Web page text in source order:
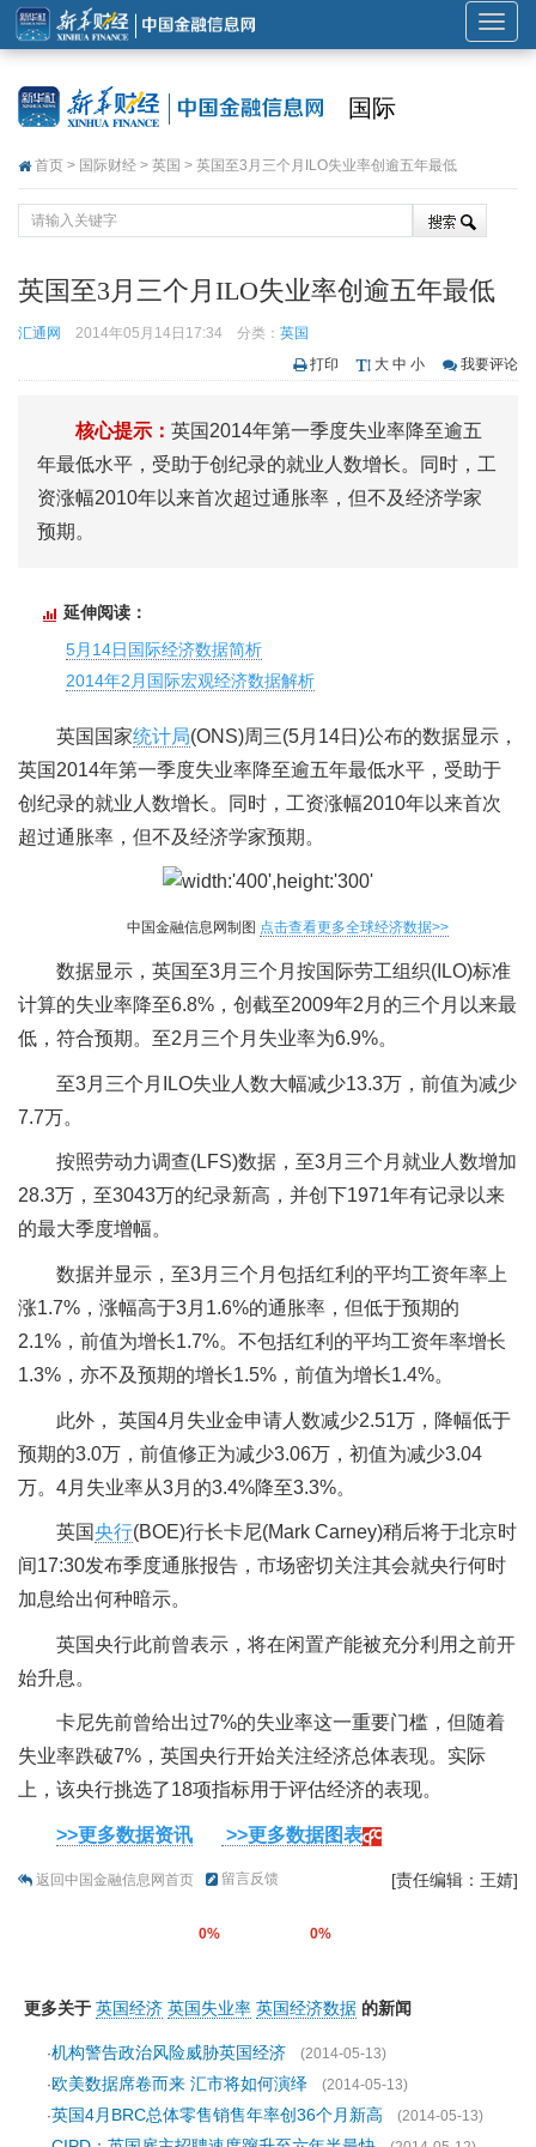
展
开
国际
首页 > 国际财经 > 英国 > 英国至3月三个月ILO失业率创逾五年最低
英国至3月三个月ILO失业率创逾五年最低
汇通网 2014年05月14日17:34 分类： 英国
打印
大 中 小 我要评论
核心提示： 英国2014年第一季度失业率降至逾五
年最低水平，受助于创纪录的就业人数增长。同时，工
资涨幅2010年以来首次超过通胀率，但不及经济学家
预期。
延伸阅读：
5月14日国际经济数据简析
2014年2月国际宏观经济数据解析
英国国家统计局(ONS)周三(5月14日)公布的数据显示，
英国2014年第一季度失业率降至逾五年最低水平，受助于
创纪录的就业人数增长。同时，工资涨幅2010年以来首次
超过通胀率，但不及经济学家预期。
中国金融信息网制图 点击查看更多全球经济数据>>
数据显示，英国至3月三个月按国际劳工组织(ILO)标准
计算的失业率降至6.8%，创截至2009年2月的三个月以来最
低，符合预期。至2月三个月失业率为6.9%。
至3月三个月ILO失业人数大幅减少13.3万，前值为减少
7.7万。
按照劳动力调查(LFS)数据，至3月三个月就业人数增加
28.3万，至3043万的纪录新高，并创下1971年有记录以来
的最大季度增幅。
数据并显示，至3月三个月包括红利的平均工资年率上
涨1.7%，涨幅高于3月1.6%的通胀率，但低于预期的
2.1%，前值为增长1.7%。不包括红利的平均工资年率增长
1.3%，亦不及预期的增长1.5%，前值为增长1.4%。
此外， 英国4月失业金申请人数减少2.51万，降幅低于
预期的3.0万，前值修正为减少3.06万，初值为减少3.04
万。4月失业率从3月的3.4%降至3.3%。
英国央行(BOE)行长卡尼(Mark Carney)稍后将于北京时
间17:30发布季度通胀报告，市场密切关注其会就央行何时
加息给出何种暗示。
英国央行此前曾表示，将在闲置产能被充分利用之前开
始升息。
卡尼先前曾给出过7%的失业率这一重要门槛，但随着
失业率跌破7%，英国央行开始关注经济总体表现。实际
上，该央行挑选了18项指标用于评估经济的表现。
>>更多数据资讯 >>更多数据图表
返回中国金融信息网首页 留言反馈 [责任编辑：王婧]
0% 0%
更多关于 英国经济 英国失业率 英国经济数据 的新闻
·机构警告政治风险威胁英国经济
(2014-05-13)
·欧美数据席卷而来 汇市将如何演绎
(2014-05-13)
·英国4月BRC总体零售销售年率创36个月新高
(2014-05-13)